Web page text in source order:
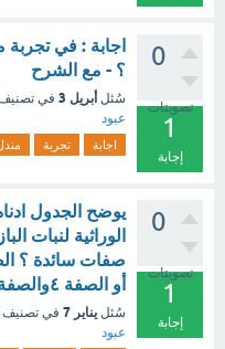
0
تصويتات
1
إجابة
اجابة : في تجربة
؟ - مع الشرح
سُئل أبريل 3 في
عبود
اجابة تجربة
0
تصويتات
1
إجابة
يوضح الجدول
الوراثية لنبات
أو الصفة ٤والصفة ٣ - مع الشرح
سُئل يناير 7 في تصنيف
عبود